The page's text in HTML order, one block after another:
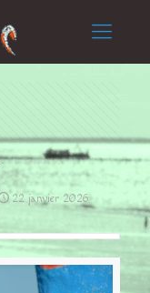
22 janvier 2026